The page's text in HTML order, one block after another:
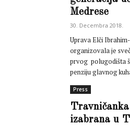
Medrese
30. Decembra 2018.
Uprava Elči
organizovala je
prvog polugodišta
penziju glavnog
Press
izabrana u